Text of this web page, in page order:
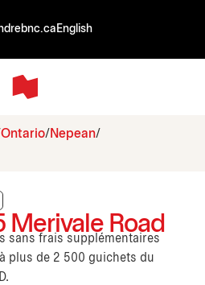
bnc.ca English
Ontario Nepean
Merivale Road
sans frais supplémentaires
plus de 2 500 guichets du